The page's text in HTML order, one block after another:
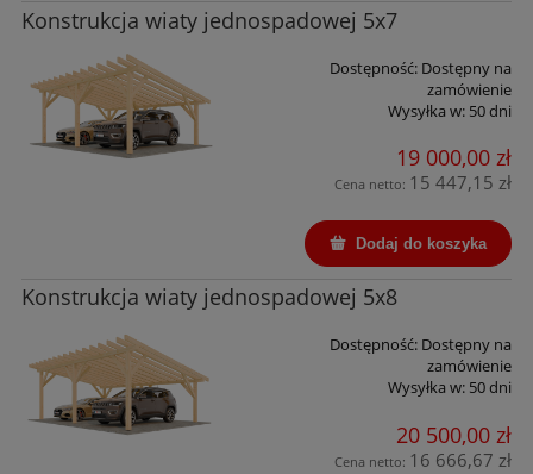
Konstrukcja wiaty jednospadowej 5x7
Dostępność: Dostępny na
zamówienie
Wysyłka w: 50 dni
19 000,00 zł
Cena netto: 15 447,15 zł
Dodaj do koszyka
Konstrukcja wiaty jednospadowej 5x8
Dostępność: Dostępny na
zamówienie
Wysyłka w: 50 dni
20 500,00 zł
Cena netto: 16 666,67 zł